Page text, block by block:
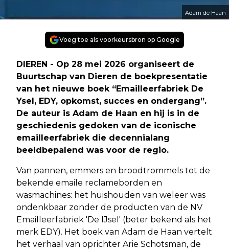
Adam de Haan
Voeg toe als voorkeursbron op Google
DIEREN - Op 28 mei 2026 organiseert de
Buurtschap van Dieren de boekpresentatie
van het nieuwe boek “Emailleerfabriek De
Ysel, EDY, opkomst, succes en ondergang”.
De auteur is Adam de Haan en hij is in de
geschiedenis gedoken van de iconische
emailleerfabriek die decennialang
beeldbepalend was voor de regio.
Van pannen, emmers en broodtrommels tot de
bekende emaile reclameborden en
wasmachines: het huishouden van weleer was
ondenkbaar zonder de producten van de NV
Emailleerfabriek 'De IJsel' (beter bekend als het
merk EDY). Het boek van Adam de Haan vertelt
het verhaal van oprichter Arie Schotsman, de